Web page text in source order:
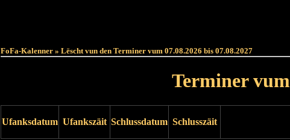
FoFa-Kalenner » Lëscht vun den Terminer vum 07.08.2026 bis 07.08.2027
Terminer vum
Ufanksdatum Ufankszäit Schlussdatum Schlusszäit